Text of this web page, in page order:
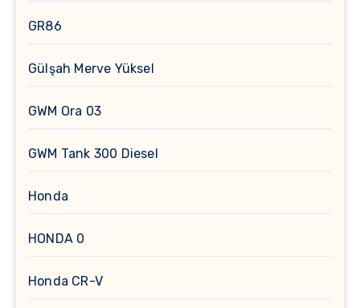
GR86
Gülşah Merve Yüksel
GWM Ora 03
GWM Tank 300 Diesel
Honda
HONDA 0
Honda CR-V